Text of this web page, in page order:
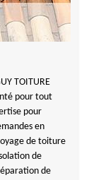
TOITURE
pour tout
pour
en
de toiture
de
de